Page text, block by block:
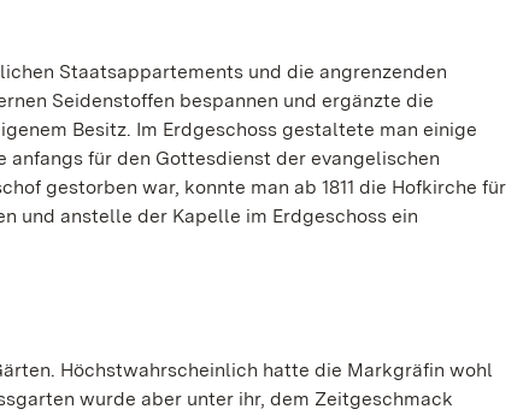
Staatsappartements und die angrenzenden
Seidenstoffen bespannen und ergänzte die
Besitz. Im Erdgeschoss gestaltete man einige
anfangs für den Gottesdienst der evangelischen
gestorben war, konnte man ab 1811 die Hofkirche für
und anstelle der Kapelle im Erdgeschoss ein
Höchstwahrscheinlich hatte die Markgräfin wohl
wurde aber unter ihr, dem Zeitgeschmack